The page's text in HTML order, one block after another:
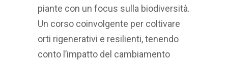
piante con un focus sulla biodiversità.
Un corso coinvolgente per coltivare
orti rigenerativi e resilienti, tenendo
conto l’impatto del cambiamento